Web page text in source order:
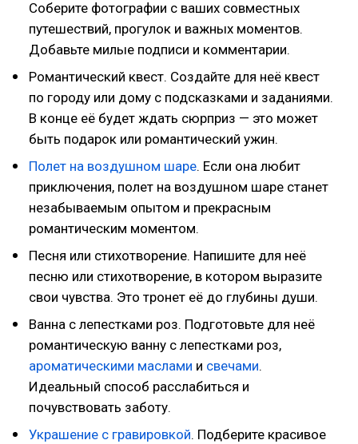
Соберите фотографии с ваших совместных
путешествий, прогулок и важных моментов.
Добавьте милые подписи и комментарии.
Романтический квест. Создайте для неё квест
по городу или дому с подсказками и заданиями.
В конце её будет ждать сюрприз — это может
быть подарок или романтический ужин.
Полет на воздушном шаре. Если она любит
приключения, полет на воздушном шаре станет
незабываемым опытом и прекрасным
романтическим моментом.
Песня или стихотворение. Напишите для неё
песню или стихотворение, в котором выразите
свои чувства. Это тронет её до глубины души.
Ванна с лепестками роз. Подготовьте для неё
романтическую ванну с лепестками роз,
ароматическими маслами и свечами.
Идеальный способ расслабиться и
почувствовать заботу.
Украшение с гравировкой. Подберите красивое